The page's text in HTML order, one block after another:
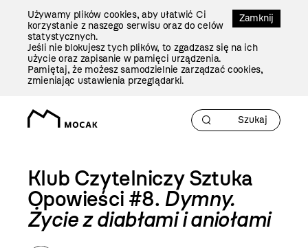
Zamknij
Używamy plików cookies, aby ułatwić Ci
korzystanie z naszego serwisu oraz do celów
statystycznych.
Jeśli nie blokujesz tych plików, to zgadzasz się na ich
użycie oraz zapisanie w pamięci urządzenia.
Pamiętaj, że możesz samodzielnie zarządzać cookies,
zmieniając ustawienia przeglądarki.
Klub Czytelniczy Sztuka
Opowieści #8. Dymny.
Życie z diabłami i aniołami